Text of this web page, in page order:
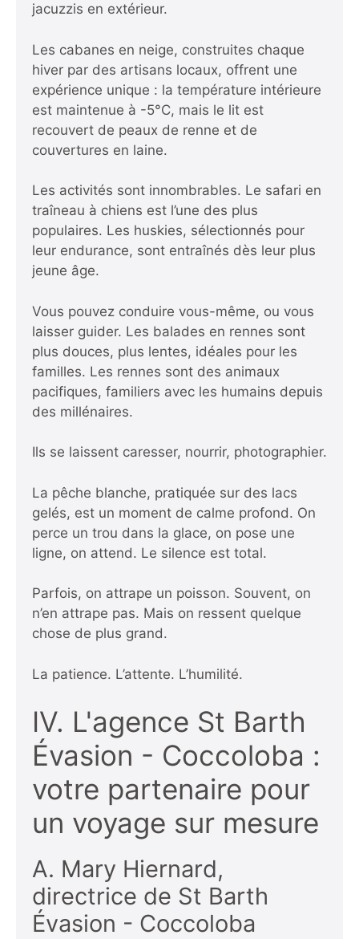
jacuzzis en extérieur.
Les cabanes en neige, construites chaque
hiver par des artisans locaux, offrent une
expérience unique : la température intérieure
est maintenue à -5°C, mais le lit est
recouvert de peaux de renne et de
couvertures en laine.
Les activités sont innombrables. Le safari en
traîneau à chiens est l’une des plus
populaires. Les huskies, sélectionnés pour
leur endurance, sont entraînés dès leur plus
jeune âge.
Vous pouvez conduire vous-même, ou vous
laisser guider. Les balades en rennes sont
plus douces, plus lentes, idéales pour les
familles. Les rennes sont des animaux
pacifiques, familiers avec les humains depuis
des millénaires.
Ils se laissent caresser, nourrir, photographier.
La pêche blanche, pratiquée sur des lacs
gelés, est un moment de calme profond. On
perce un trou dans la glace, on pose une
ligne, on attend. Le silence est total.
Parfois, on attrape un poisson. Souvent, on
n’en attrape pas. Mais on ressent quelque
chose de plus grand.
La patience. L’attente. L’humilité.
IV. L'agence St Barth
Évasion - Coccoloba :
votre partenaire pour
un voyage sur mesure
A. Mary Hiernard,
directrice de St Barth
Évasion - Coccoloba